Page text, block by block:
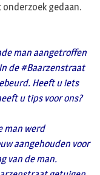
gedaan.
man aangetroffen
de #Baarzenstraat
Heeft u iets
u tips voor ons?
man werd
aangehouden voor
van de man.